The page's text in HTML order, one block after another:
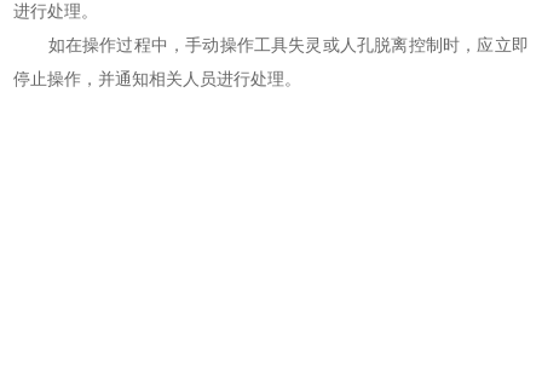
进行处理。
如在操作过程中，手动操作工具失灵或人孔脱离控制时，应立即
停止操作，并通知相关人员进行处理。